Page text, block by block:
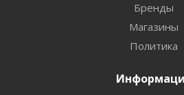
Бренды
Магазины
Политика